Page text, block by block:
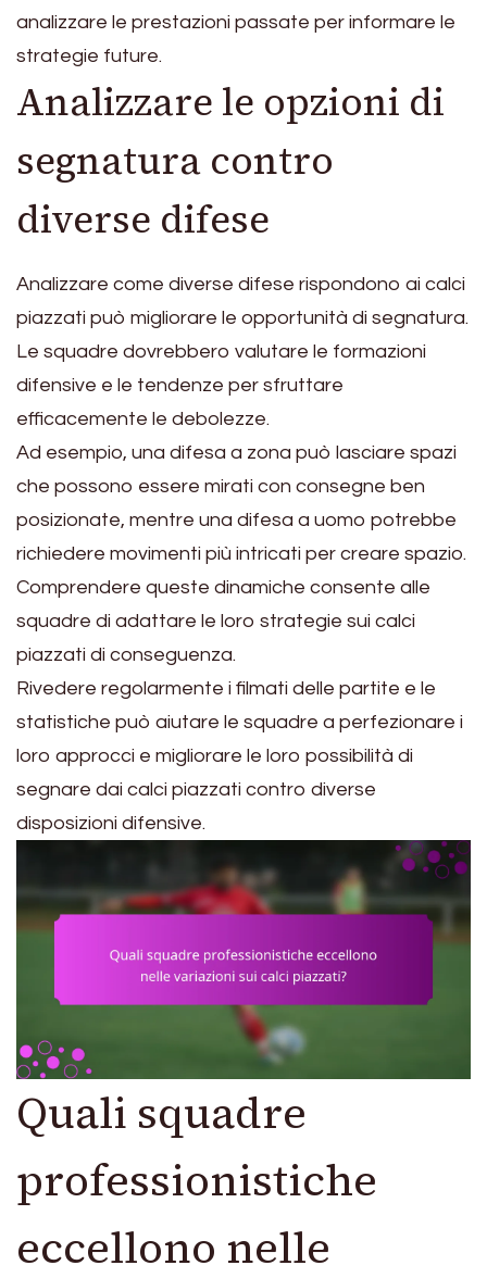
analizzare le prestazioni passate per informare le
strategie future.
Analizzare le opzioni di
segnatura contro
diverse difese
Analizzare come diverse difese rispondono ai calci
piazzati può migliorare le opportunità di segnatura.
Le squadre dovrebbero valutare le formazioni
difensive e le tendenze per sfruttare
efficacemente le debolezze.
Ad esempio, una difesa a zona può lasciare spazi
che possono essere mirati con consegne ben
posizionate, mentre una difesa a uomo potrebbe
richiedere movimenti più intricati per creare spazio.
Comprendere queste dinamiche consente alle
squadre di adattare le loro strategie sui calci
piazzati di conseguenza.
Rivedere regolarmente i filmati delle partite e le
statistiche può aiutare le squadre a perfezionare i
loro approcci e migliorare le loro possibilità di
segnare dai calci piazzati contro diverse
disposizioni difensive.
Quali squadre
professionistiche
eccellono nelle